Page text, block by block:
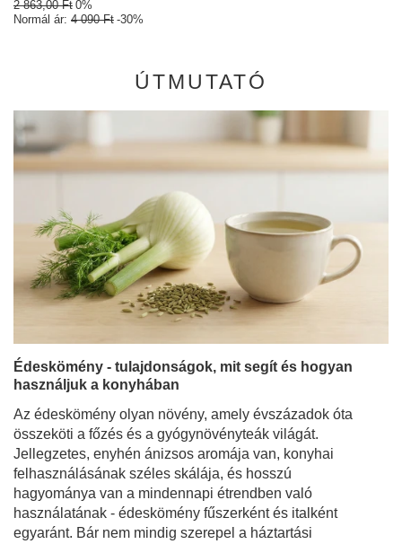
2 863,00 Ft 0%
Normál ár: 4 090 Ft -30%
ÚTMUTATÓ
Édeskömény - tulajdonságok, mit segít és hogyan
használjuk a konyhában
Az édeskömény olyan növény, amely évszázadok óta
összeköti a főzés és a gyógynövényteák világát.
Jellegzetes, enyhén ánizsos aromája van, konyhai
felhasználásának széles skálája, és hosszú
hagyománya van a mindennapi étrendben való
használatának - édeskömény fűszerként és italként
egyaránt. Bár nem mindig szerepel a háztartási